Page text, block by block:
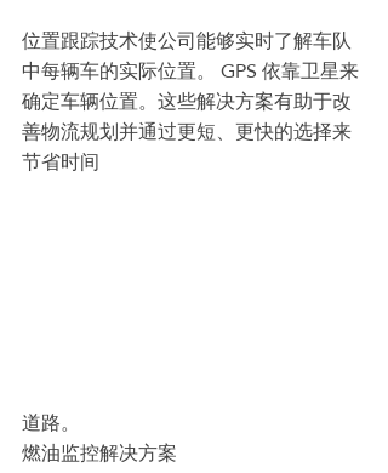
位置跟踪技术使公司能够实时了解车队
中每辆车的实际位置。 GPS 依靠卫星来
确定车辆位置。这些解决方案有助于改
善物流规划并通过更短、更快的选择来
节省时间
道路。
燃油监控解决方案